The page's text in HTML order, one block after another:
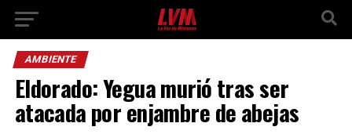
AMBIENTE
Eldorado: Yegua murió tras ser
atacada por enjambre de abejas